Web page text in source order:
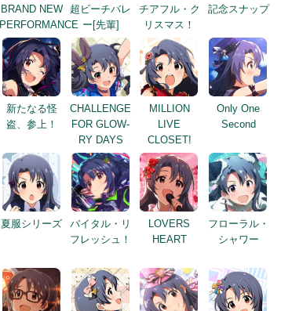
BRAND NEW
PERFORMANCE
超ビーチバレ
ー[先輩]
チアフル・ク
リスマス！
記念スナップ
新たなる怪
盗、参上！
CHALLENGE
FOR GLOW-
RY DAYS
MILLION
LIVE
CLOSET!
Only One
Second
夏服シリーズ
バイタル・リ
フレッシュ！
LOVERS
HEART
フローラル・
シャワー